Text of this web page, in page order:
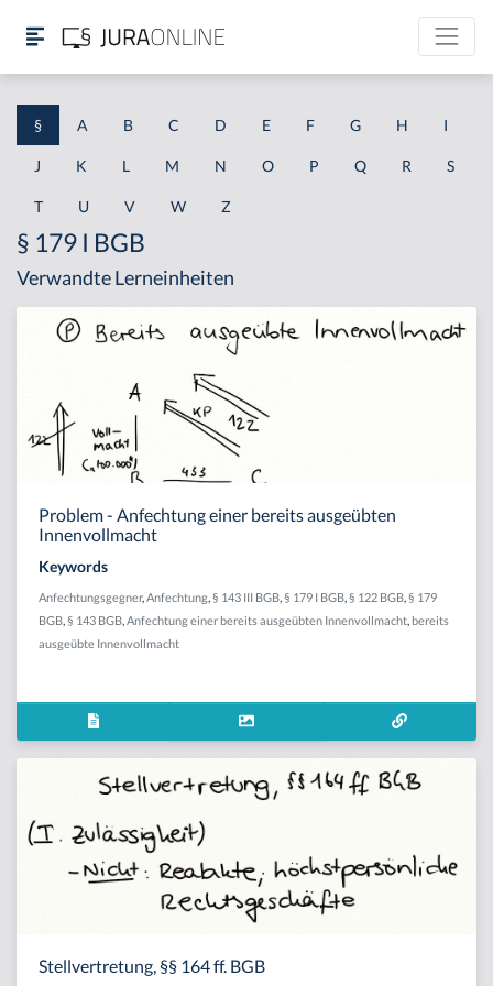
§ A B C D E F G H I
J K L M N O P Q R S
T U V W Z
§ 179 I BGB
Verwandte Lerneinheiten
Problem - Anfechtung einer bereits ausgeübten
Innenvollmacht
Keywords
Anfechtungsgegner, Anfechtung § 143 III BGB § 179 I BGB § 122 BGB § 179
BGB § 143 BGB Anfechtung einer bereits ausgeübten Innenvollmacht bereits
ausgeübte Innenvollmacht
Stellvertretung, §§ 164 ff. BGB